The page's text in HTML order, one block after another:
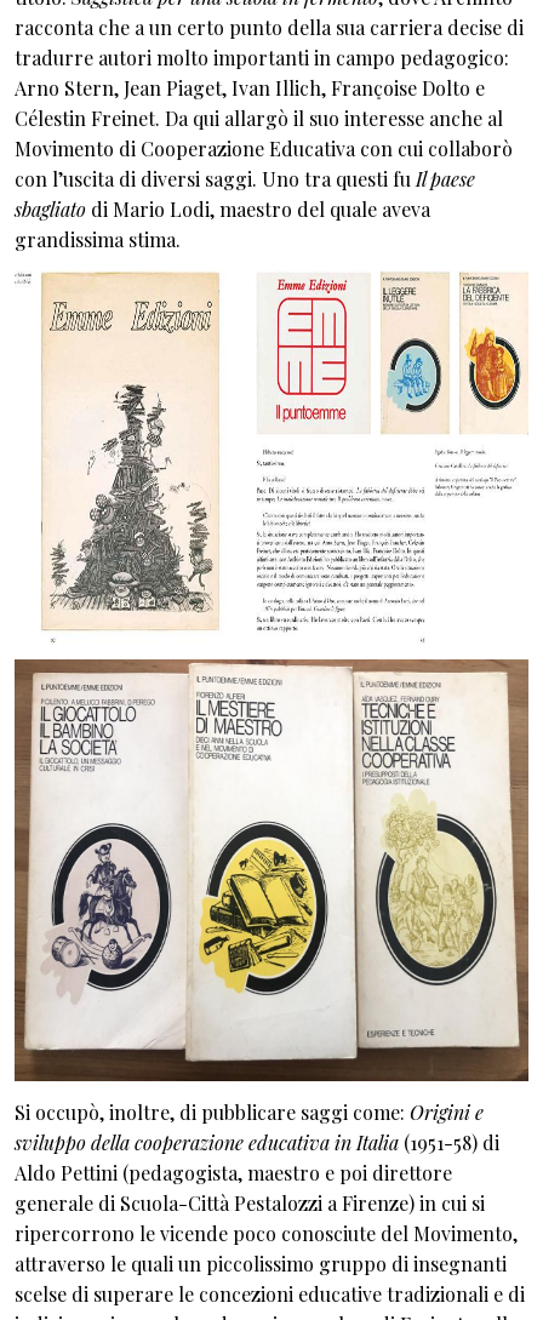
racconta che a un certo punto della sua carriera decise di
tradurre autori molto importanti in campo pedagogico:
Arno Stern, Jean Piaget, Ivan Illich, Françoise Dolto e
Célestin Freinet. Da qui allargò il suo interesse anche al
Movimento di Cooperazione Educativa con cui collaborò
con l’uscita di diversi saggi. Uno tra questi fu Il paese
sbagliato di Mario Lodi, maestro del quale aveva
grandissima stima.
Si occupò, inoltre, di pubblicare saggi come: Origini e
sviluppo della cooperazione educativa in Italia (1951-58) di
Aldo Pettini (pedagogista, maestro e poi direttore
generale di Scuola-Città Pestalozzi a Firenze) in cui si
ripercorrono le vicende poco conosciute del Movimento,
attraverso le quali un piccolissimo gruppo di insegnanti
scelse di superare le concezioni educative tradizionali e di